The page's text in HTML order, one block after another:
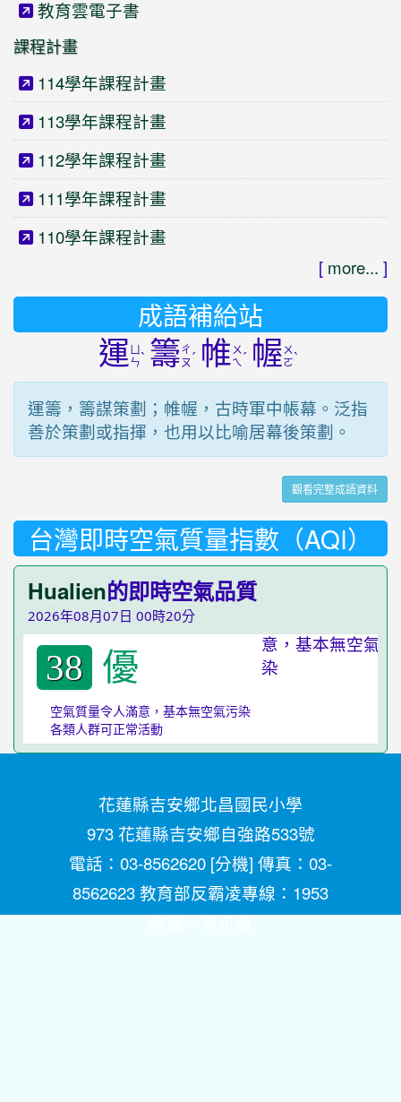
教育雲電子書
課程計畫
114學年課程計畫
113學年課程計畫
112學年課程計畫
111學年課程計畫
110學年課程計畫
[ more... ]
成語補給站
運ㄩ
ㄣˋ 籌ㄔ
ㄡˊ 帷ㄨ
ㄟˊ 幄ㄨ
ㄛˋ
運籌，籌謀策劃；帷幄，古時軍中帳幕。泛指
善於策劃或指揮，也用以比喻居幕後策劃。
觀看完整成語資料
台灣即時空氣質量指數（AQI）
Hualien的即時空氣品質
2026年08月07日 00時20分
38 優
空氣質量令人滿意，基本無空氣污染
各類人群可正常活動
花蓮縣吉安鄉北昌國民小學
973 花蓮縣吉安鄉自強路533號
電話：03-8562620 [分機] 傳真：03-
8562623 教育部反霸凌專線：1953
維護：資訊組